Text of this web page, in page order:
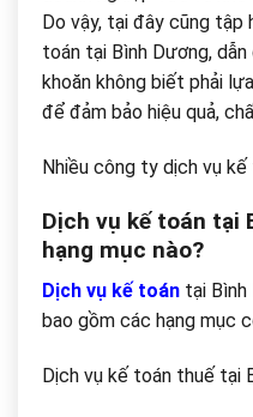
Do vậy, tại đây cũng tập
toán tại Bình Dương,
khoăn không biết phải
để đảm bảo hiệu quả,
Nhiều công ty dịch vụ
Dịch vụ kế toán tại
hạng mục nào?
Dịch vụ kế toán tại
bao gồm các hạng mục
Dịch vụ kế toán thuế tại